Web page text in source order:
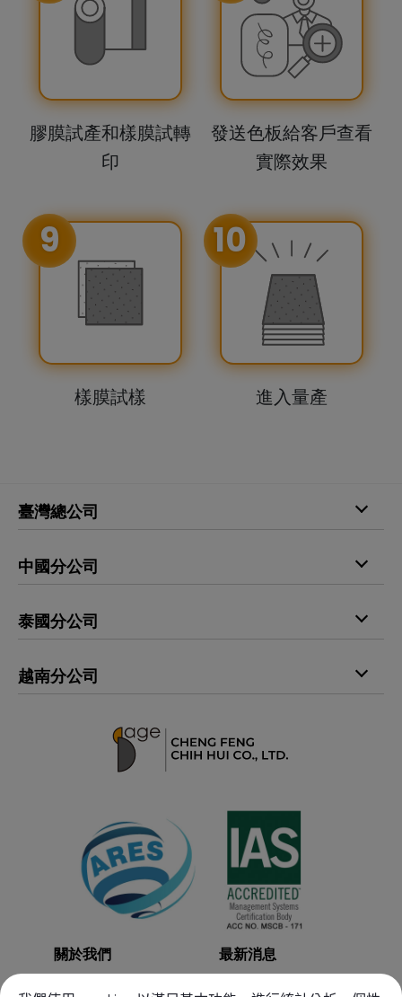
膠膜試產和樣膜試轉
印
發送色板給客戶查看
實際效果
9
樣膜試樣
10
進入量產
臺灣總公司
電話
傳真
+886-4-25296605
E-mail printingfilm@sage1988.com
地址
429009 臺中市神岡區神洲里豐洲路689巷30號
中國分公司
傳真
+86-769-85534992
地址
523878 廣東省東莞市長安鎮上角管理區新居路204號
泰國分公司
電話
傳真
+66-29163398
10520 曼谷市叻甲挽縣空頌洞帑區隆犒路第四村358／
越南分公司
越南胡志明市平新郡（TP. Hồ Chí Minh） 安樂坊
（Phường An Lạc） Bùi Tư Toàn（裴思全街）
關於我們
最新消息
工藝製程
產品目錄